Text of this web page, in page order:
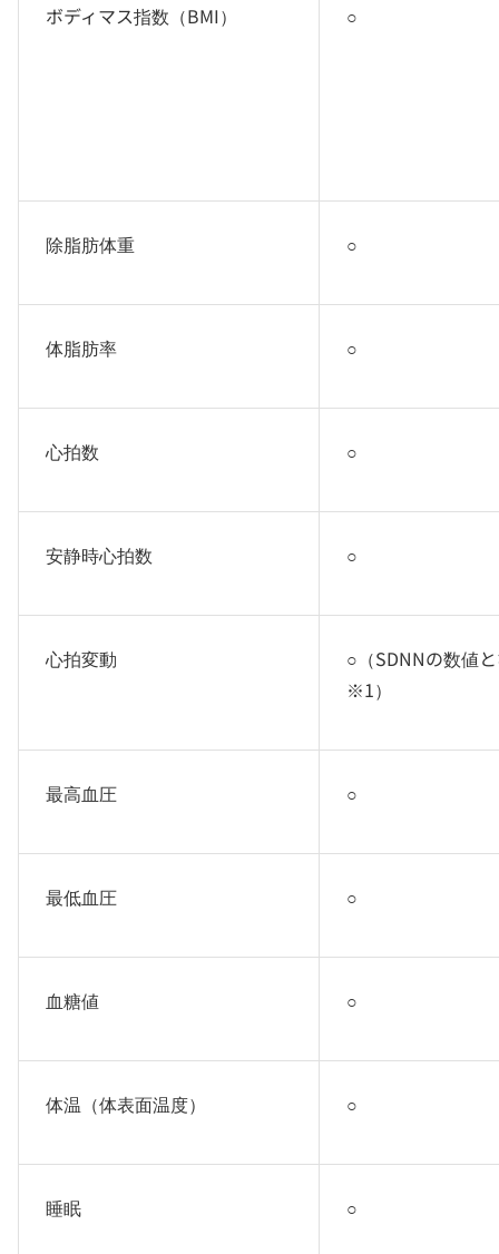
ボディマス指数（BMI） ○
除脂肪体重 ○
体脂肪率 ○
心拍数 ○
安静時心拍数 ○
心拍変動
○（SDNNの数値
※1）
最高血圧 ○
最低血圧 ○
血糖値 ○
体温（体表面温度） ○
睡眠 ○